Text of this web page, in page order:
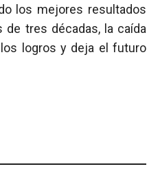
los mejores resultados
tres décadas, la caída
logros y deja el futuro